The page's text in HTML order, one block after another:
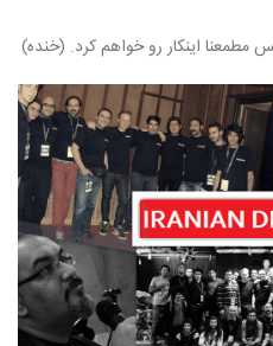
اینکار رو خواهم کرد. (خنده)